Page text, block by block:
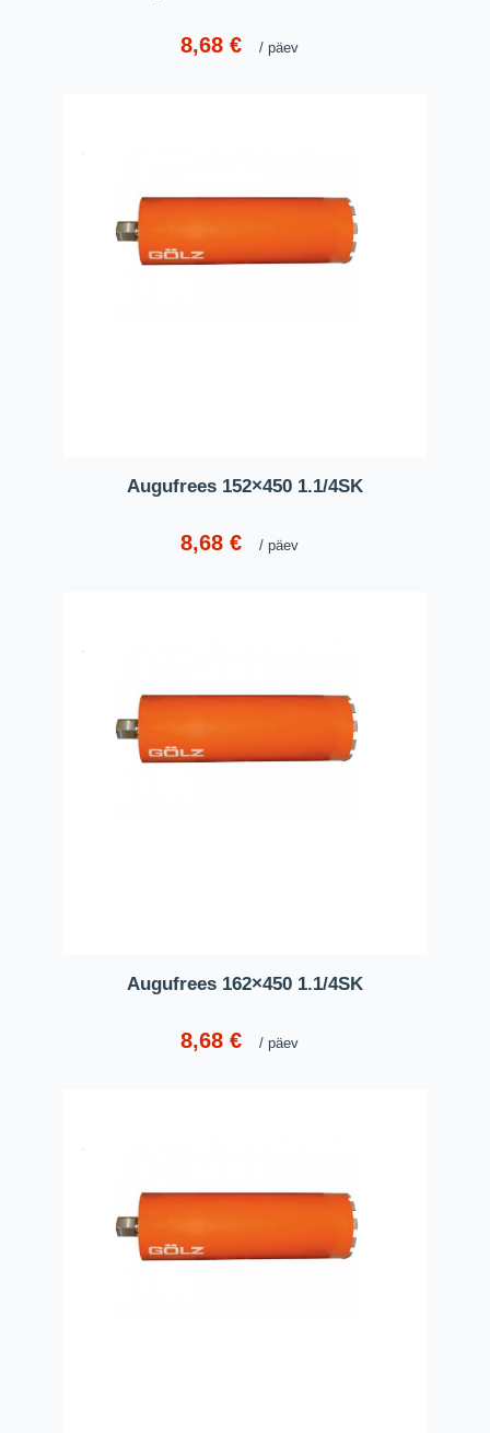
8,68 € päev
Augufrees 152×450 1.1/4SK
8,68 € päev
Augufrees 162×450 1.1/4SK
8,68 € päev